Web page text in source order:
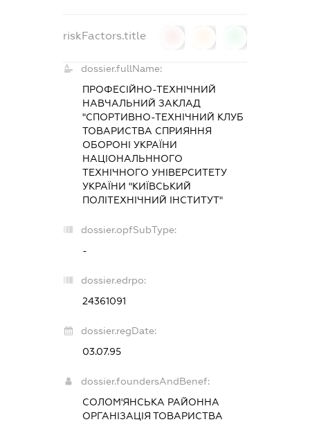
riskFactors.title
dossier.fullName:
ПРОФЕСІЙНО-ТЕХНІЧНИЙ
НАВЧАЛЬНИЙ ЗАКЛАД
"СПОРТИВНО-ТЕХНІЧНИЙ КЛУБ
ТОВАРИСТВА СПРИЯННЯ
ОБОРОНІ УКРАЇНИ
НАЦІОНАЛЬННОГО
ТЕХНІЧНОГО УНІВЕРСИТЕТУ
УКРАЇНИ "КИЇВСЬКИЙ
ПОЛІТЕХНІЧНИЙ ІНСТИТУТ"
dossier.opfSubType:
-
dossier.edrpo:
24361091
dossier.regDate:
03.07.95
dossier.foundersAndBenef:
СОЛОМ'ЯНСЬКА РАЙОННА
ОРГАНІЗАЦІЯ ТОВАРИСТВА